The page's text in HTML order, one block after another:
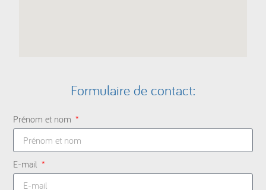
Formulaire de contact:
Prénom et nom
E-mail